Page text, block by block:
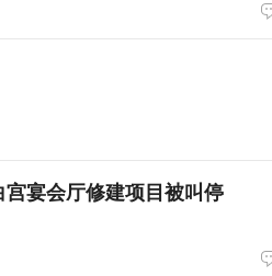
宴会厅修建项目被叫停